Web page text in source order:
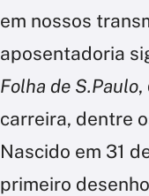
em nossos
aposentadoria
Folha de S.Paulo,
carreira, dentre
Nascido em 31
primeiro